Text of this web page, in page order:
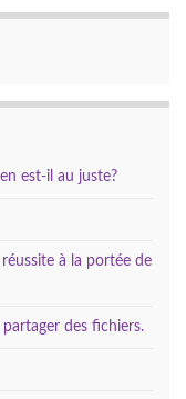
est-il au juste?
réussite à la portée de
des fichiers.